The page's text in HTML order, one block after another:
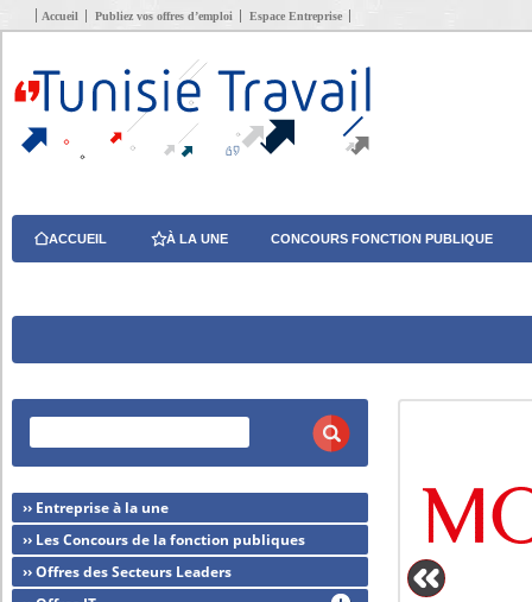
Accueil Publiez vos offres d’emploi Espace Entreprise
ACCUEIL À LA UNE CONCOURS FONCTION PUBLIQUE
›› Entreprise à la une
›› Les Concours de la fonction publiques
›› Offres des Secteurs Leaders